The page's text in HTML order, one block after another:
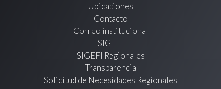
Ubicaciones
Contacto
Correo institucional
SIGEFI
SIGEFI Regionales
Transparencia
Solicitud de Necesidades Regionales